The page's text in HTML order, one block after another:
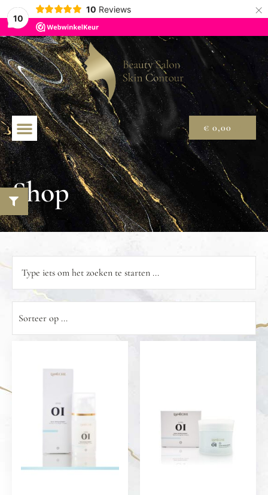
10
10 Reviews ×
€ 0,00
Shop